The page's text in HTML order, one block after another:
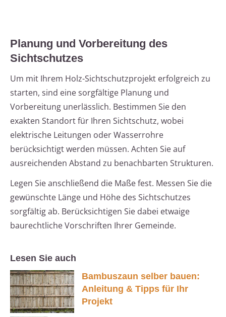
Planung und Vorbereitung des
Sichtschutzes
Um mit Ihrem Holz-Sichtschutzprojekt erfolgreich zu
starten, sind eine sorgfältige Planung und
Vorbereitung unerlässlich. Bestimmen Sie den
exakten Standort für Ihren Sichtschutz, wobei
elektrische Leitungen oder Wasserrohre
berücksichtigt werden müssen. Achten Sie auf
ausreichenden Abstand zu benachbarten Strukturen.
Legen Sie anschließend die Maße fest. Messen Sie die
gewünschte Länge und Höhe des Sichtschutzes
sorgfältig ab. Berücksichtigen Sie dabei etwaige
baurechtliche Vorschriften Ihrer Gemeinde.
Lesen Sie auch
Bambuszaun selber bauen:
Anleitung & Tipps für Ihr
Projekt